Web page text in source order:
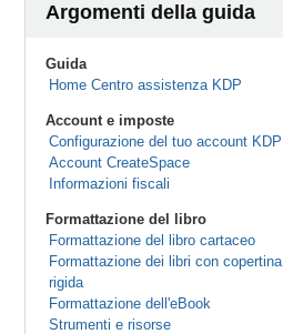
Argomenti della guida
Guida
Home Centro assistenza KDP
Account e imposte
Configurazione del tuo account KDP
Account CreateSpace
Informazioni fiscali
Formattazione del libro
Formattazione del libro cartaceo
Formattazione dei libri con copertina
rigida
Formattazione dell'eBook
Strumenti e risorse